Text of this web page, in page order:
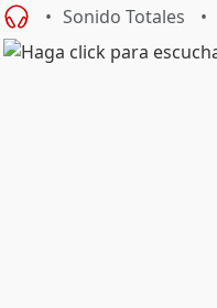
Sonido Totales